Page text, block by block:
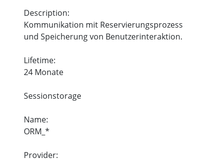
Description:
Kommunikation mit Reservierungsprozess
und Speicherung von Benutzerinteraktion.
Lifetime:
24 Monate
Sessionstorage
Name:
ORM_*
Provider: